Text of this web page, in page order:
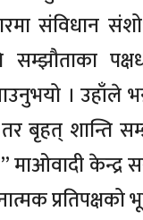
संविधान
सम्झौताका
। उहाँले
बृहत् शान्ति
माओवादी केन्द्र
प्रतिपक्षको